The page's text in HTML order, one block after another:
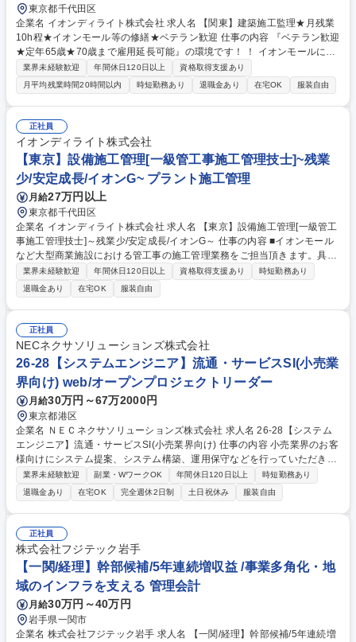
東京都千代田区
企業名 イオンディライト株式会社 求人名 【関東】建築施工監理★月残業
10h程★イオンモール等の修繕★ベテラン歓迎 仕事の内容 『ベテラン歓迎
★定年65歳★70歳まで雇用延長可能』の環境です！ ！ イオンモールにお
ける大規模修繕・改装工事などを担当！ 具体的には、管轄内の各地の施工
受託案件を担当いただきゼネコン、 施工業者との折衝、現地での作業管理
等を行います！ 【業務】■工事実施前の準備（各種書類申請／工程表等ス
ケジュール確認）■工事実施期間における施工管理（安全／品質） ■工事
に関わる安全確認の巡回■業務に関わる資料作り 【魅力】年2回の大型連
休も取得でき、月残業時間も10h程と非常に働きやすい環境です。WLBも
意識しつつ安定性の高い当社で是非経験を生かしてみませんか！ 募集職種
【関東】建築施工監理★月残業10h程★イオンモール等の修繕★ベテラン
歓迎
業界未経験歓迎 年間休日120日以上
資格取得支援あり
月平均残業時間20時間以内
時短勤務あり 退職金あり 在宅OK 服装自由
正社員
イオンディライト株式会社
【東京】設備施工管理[一級管工事施工管理技士]~残業
少/安定成長/イオンG~ プラント施工管理
月給27万円以上
東京都千代田区
企業名 イオンディライト株式会社 求人名 【東京】設備施工管理[一級管工
事施工管理技士]～残業少/安定成長/イオンG～ 仕事の内容 ■イオンモール
など大型商業施設における管工事の施工管理業務をご担当頂きます。具体
的には、東日本の各地の施工受託案件を担当いただきゼネコン、施工業者
との折衝、現地での作業管理等をお任せいたします。 ■当社はビルメンテ
ナンス業界売上Ｎｏ.１！今後はアジアＮｏ.１を目指 し、この分野で培っ
たノウハウで最先端の技術開発に取り組んでいます。 業務の変更範囲：当
社業務全般 募集職種 【東京】設備施工管理[一級管工事施工管理技士]～残
業少/安定成長/イオンG～
業界未経験歓迎 年間休日120日以上 資格取得支援あり
時短勤務あり
退職金あり
在宅OK 服装自由
正社員
NECネクサソリューションズ株式会社
26-28【システムエンジニア】流通・サービスSI(小売業
界向け) web/オープンプロジェクトリーダー
月給30万円～67万2000円
東京都港区
企業名 ＮＥＣネクサソリューションズ株式会社 求人名 26-28【システム
エンジニア】流通・サービスSI(小売業界向け) 仕事の内容 小売業界のお客
様向けにシステム提案、システム構築、運用保守などを行っていただきま
す。 【業務詳細】小売業界のお客様向けに自社パッケージ導入や、自社サ
ービス提供を行います。 ■小売業界向けソリューション導入（提案/要件定
義/設計/構築/テスト/導入/保守/運用管理） ■プロジェクト管理・推進 ■お客
様DX推進に向けたサービス、ＮＥＣ最新技術を活用した新ソリューショ
ンの創出 募集職種 26-28【システムエンジニア】流通・サービスSI(小売
業界向け)
業界未経験歓迎 副業・WワークOK 年間休日120日以上
時短勤務あり
退職金あり
在宅OK 完全週休2日制 土日祝休み 服装自由
正社員
株式会社フジテック岩手
【一関/経理】幹部候補/5年連続増収益 /事業多角化・地
域のインフラを支える 管理会計
月給30万円～40万円
岩手県一関市
企業名 株式会社フジテック岩手 求人名 【一関/経理】幹部候補/5年連続増